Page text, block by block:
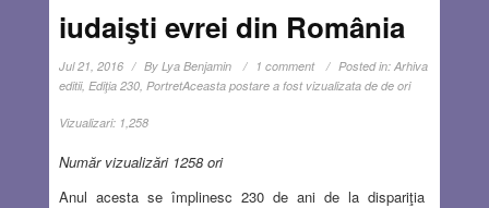
iudaişti evrei din România
Jul 21, 2016 By Lya Benjamin 1 comment Posted in: Arhiva
editii, Ediţia 230, PortretAceasta postare a fost vizualizata de de ori
Vizualizari: 1,258
Număr vizualizări 1258 ori
Anul acesta se împlinesc 230 de ani de la dispariţia